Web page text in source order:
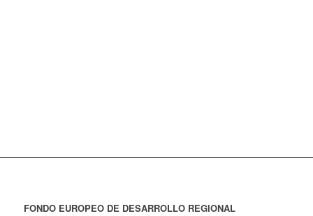
FONDO EUROPEO DE DESARROLLO REGIONAL